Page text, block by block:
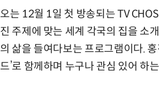
오는 12월 1일 첫 방송되는 TV
진 주제에 맞는 세계 각국의 집을 소
의 삶을 들여다보는 프로그램이다.
드’로 함께하며 누구나 관심 있어 하